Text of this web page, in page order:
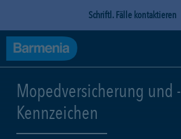
Schriftl. Fälle kontaktieren
Mopedversicherung und -
Kennzeichen